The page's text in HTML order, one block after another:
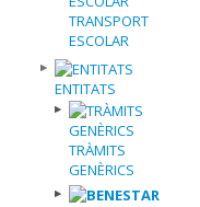
TRANSPORT
ESCOLAR
ENTITATS
TRÀMITS
GENÈRICS